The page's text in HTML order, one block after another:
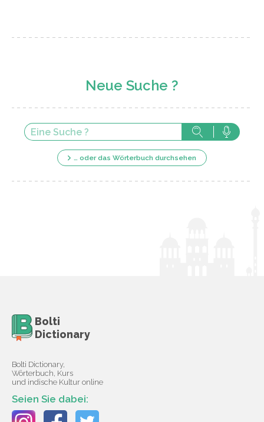
Neue Suche ?
… oder das Wörterbuch durchsehen
Bolti
Dictionary
Bolti Dictionary,
Wörterbuch, Kurs
und indische Kultur online
Seien Sie dabei: